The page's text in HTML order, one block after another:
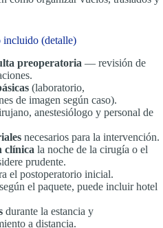
incluido (detalle)
preoperatoria — revisión de
(laboratorio,
de imagen según caso).
anestesiólogo y personal de
necesarios para la intervención.
clínica la noche de la cirugía o el
prudente.
el postoperatorio inicial.
el paquete, puede incluir hotel
durante la estancia y
a distancia.